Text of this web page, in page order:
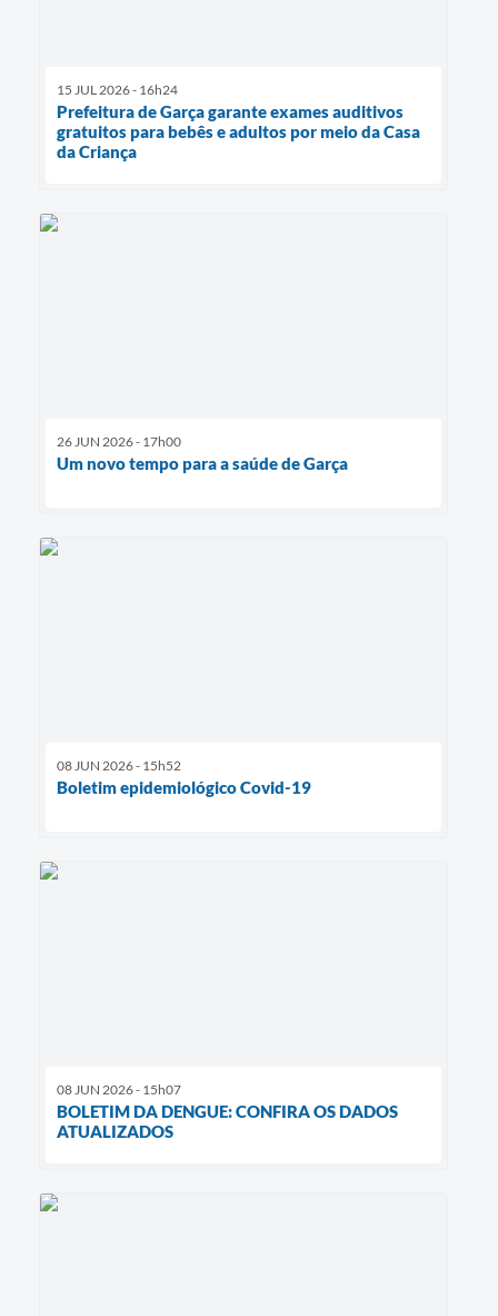
15 JUL 2026 - 16h24
Prefeitura de Garça garante exames auditivos
gratuitos para bebês e adultos por meio da Casa
da Criança
26 JUN 2026 - 17h00
Um novo tempo para a saúde de Garça
08 JUN 2026 - 15h52
Boletim epidemiológico Covid-19
08 JUN 2026 - 15h07
BOLETIM DA DENGUE: CONFIRA OS DADOS
ATUALIZADOS